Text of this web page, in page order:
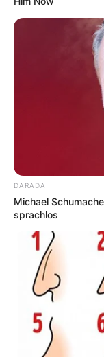
lernen.
Quermania
Suchen:
Auf einigen
Angebote
gekauft wird, ist
DARADA
Michael
sprachlos